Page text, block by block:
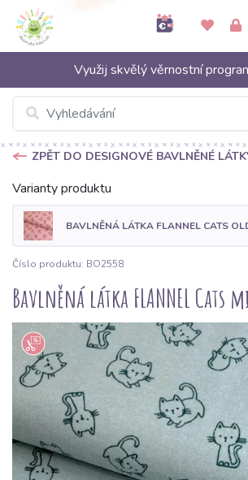
Využij skvělý věrnostní
ZPĚT DO DESIGNOVÉ BAVLNĚNÉ
Varianty produktu
BAVLNĚNÁ LÁTKA FLANNEL CATS
Číslo produktu: BO2558
Bavlněná látka FLANNEL Cats